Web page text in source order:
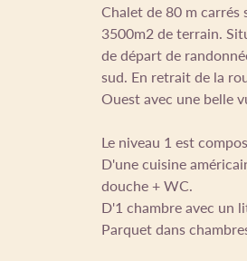
Chalet de 80 m
3500m2 de terrain.
de départ de
sud. En retrait de la
Ouest avec une belle
Le niveau 1 est
D'une cuisine
douche + WC.
D'1 chambre avec un
Parquet dans